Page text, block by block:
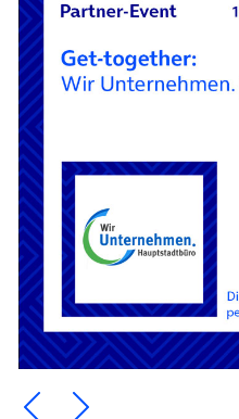
Ein Element zurück
Ein Element